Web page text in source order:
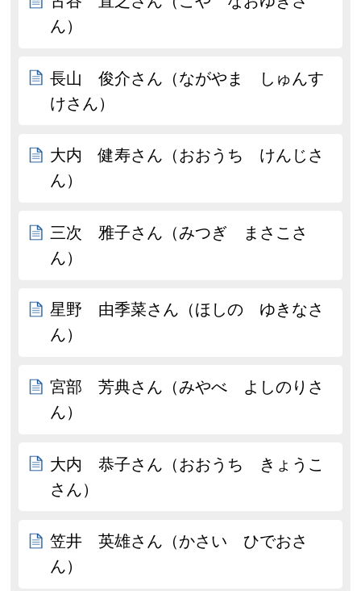
ん）
長山 俊介さん（ながやま しゅんす
けさん）
大内 健寿さん（おおうち けんじさ
ん）
三次 雅子さん（みつぎ まさこさ
ん）
星野 由季菜さん（ほしの ゆきなさ
ん）
宮部 芳典さん（みやべ よしのりさ
ん）
大内 恭子さん（おおうち きょうこ
さん）
笠井 英雄さん（かさい ひでおさ
ん）